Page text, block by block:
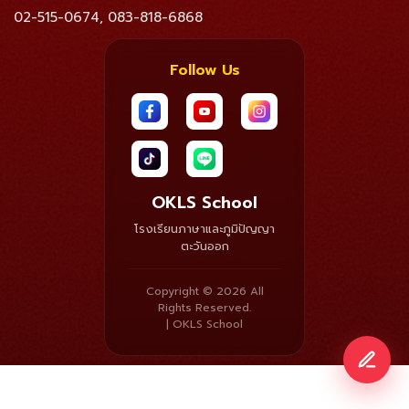
02-515-0674, 083-818-6868
Follow Us
OKLS School
โรงเรียนภาษาและภูมิปัญญา
ตะวันออก
Copyright © 2026 All
Rights Reserved.
| OKLS School